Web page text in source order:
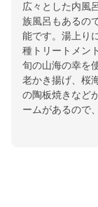
広々とした内風
族風呂もあるの
能です。湯上り
種トリートメン
旬の山海の幸を
老かき揚げ、桜
の陶板焼きなど
ームがあるので